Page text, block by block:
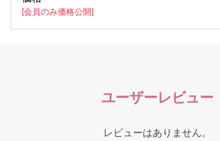
[会員のみ価格公開]
ユーザーレビュー
レビューはありません。